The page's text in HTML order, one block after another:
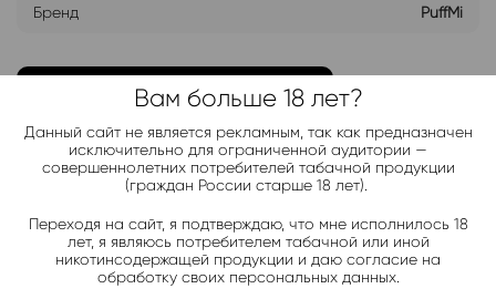
Бренд PuffMi
ДОБАВИТЬ В ЛИСТ ОЖИДАНИЯ
Хочу дешевле
Telegram-канал 2000+
Актуальные новинки и акции каждые день!
Вам больше 18 лет?
Данный сайт не является рекламным, так как предназначен
исключительно для ограниченной аудитории —
совершеннолетних потребителей табачной продукции
(граждан России старше 18 лет).
Переходя на сайт, я подтверждаю, что мне исполнилось 18
лет, я являюсь потребителем табачной или иной
никотинсодержащей продукции и даю согласие на
обработку своих персональных данных.